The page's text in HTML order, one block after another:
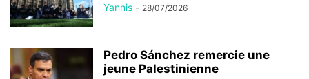
Yannis - 28/07/2026
Pedro Sánchez remercie une
jeune Palestinienne